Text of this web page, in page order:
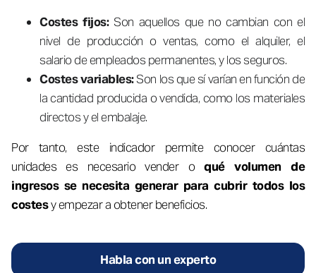
Costes fijos:Son aquellos que no cambian con el
nivel de producción o ventas, como el alquiler, el
salario de empleados permanentes, y los seguros.
Costes variables:Son los que sí varían en función de
la cantidad producida o vendida, como los materiales
directos y el embalaje.
Por tanto, este indicador permite conocer cuántas
unidades es necesario vender oqué volumen de
ingresos se necesita generar para cubrir todos los
costesy empezar a obtener beneficios.
Habla con un experto